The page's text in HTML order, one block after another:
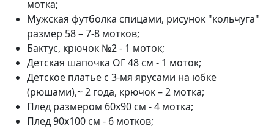
мотка;
Мужская футболка спицами, рисунок "кольчуга"
размер 58 – 7-8 мотков;
Бактус, крючок №2 - 1 моток;
Детская шапочка ОГ 48 см - 1 моток;
Детское платье с 3-мя ярусами на юбке
(рюшами),~ 2 года, крючок – 2 мотка;
Плед размером 60х90 см - 4 мотка;
Плед 90х100 см - 6 мотков;